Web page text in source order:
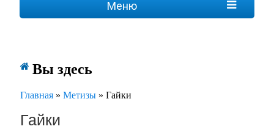
Меню
 Вы здесь
Главная » Метизы » Гайки
Гайки